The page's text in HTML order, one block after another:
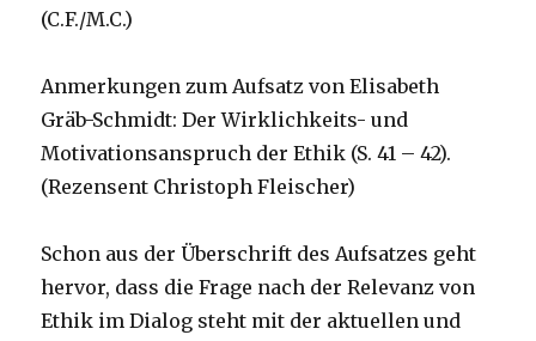
(C.F./M.C.)
Anmerkungen zum Aufsatz von Elisabeth
Gräb-Schmidt: Der Wirklichkeits- und
Motivationsanspruch der Ethik (S. 41 – 42).
(Rezensent Christoph Fleischer)
Schon aus der Überschrift des Aufsatzes geht
hervor, dass die Frage nach der Relevanz von
Ethik im Dialog steht mit der aktuellen und